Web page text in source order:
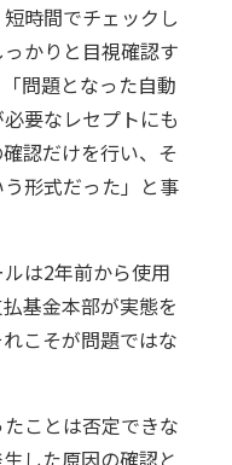
時間でチェックし
かりと目視確認す
問題となった自動
要なレセプトにも
認だけを行い、そ
形式だった」と事
は2年前から使用
基金本部が実態を
こそが問題ではな
ことは否定できな
した原因の確認と